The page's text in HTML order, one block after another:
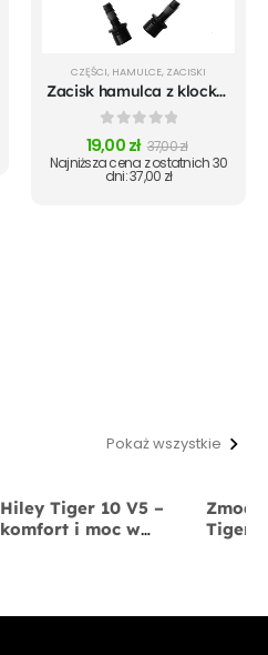
CZĘŚCI, HAMULCE, ZACISKI
Zacisk hamulca z klockami do Xiaomi m365 Pro Mi 1S Pro 2 Essential
0out of 5
19,00zł 37,00zł
Najniższa cena z ostatnich 30
dni:37,00 zł
Pokaż wszystkie
Hiley Tiger 10 V5 –
komfort i moc w
Tiger